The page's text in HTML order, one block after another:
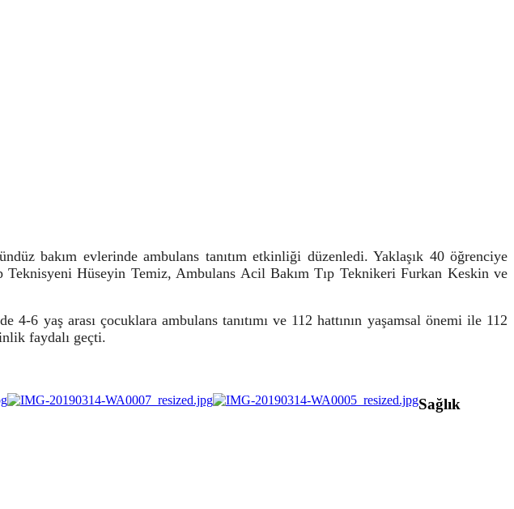
bakım evlerinde ambulans tanıtım etkinliği düzenledi. Yaklaşık 40 öğrenciye
Hüseyin Temiz, Ambulans Acil Bakım Tıp Teknikeri Furkan Keskin ve
yaş arası çocuklara ambulans tanıtımı ve 112 hattının yaşamsal önemi ile 112
faydalı geçti.
Sağlık